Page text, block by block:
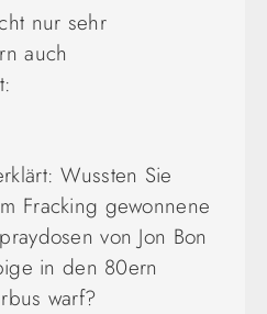
nur sehr
auch
Wussten Sie
Fracking gewonnene
von Jon Bon
in den 80ern
warf?